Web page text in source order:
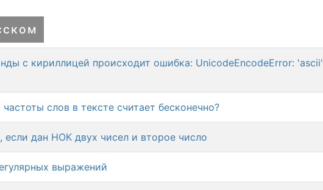
с кириллицей происходит ошибка: UnicodeEncodeError: 'ascii'
слов в тексте считает бесконечно?
если дан НОК двух чисел и второе число
выражений